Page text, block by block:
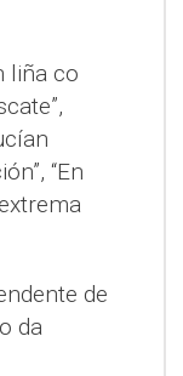
liña co
“En
de
da